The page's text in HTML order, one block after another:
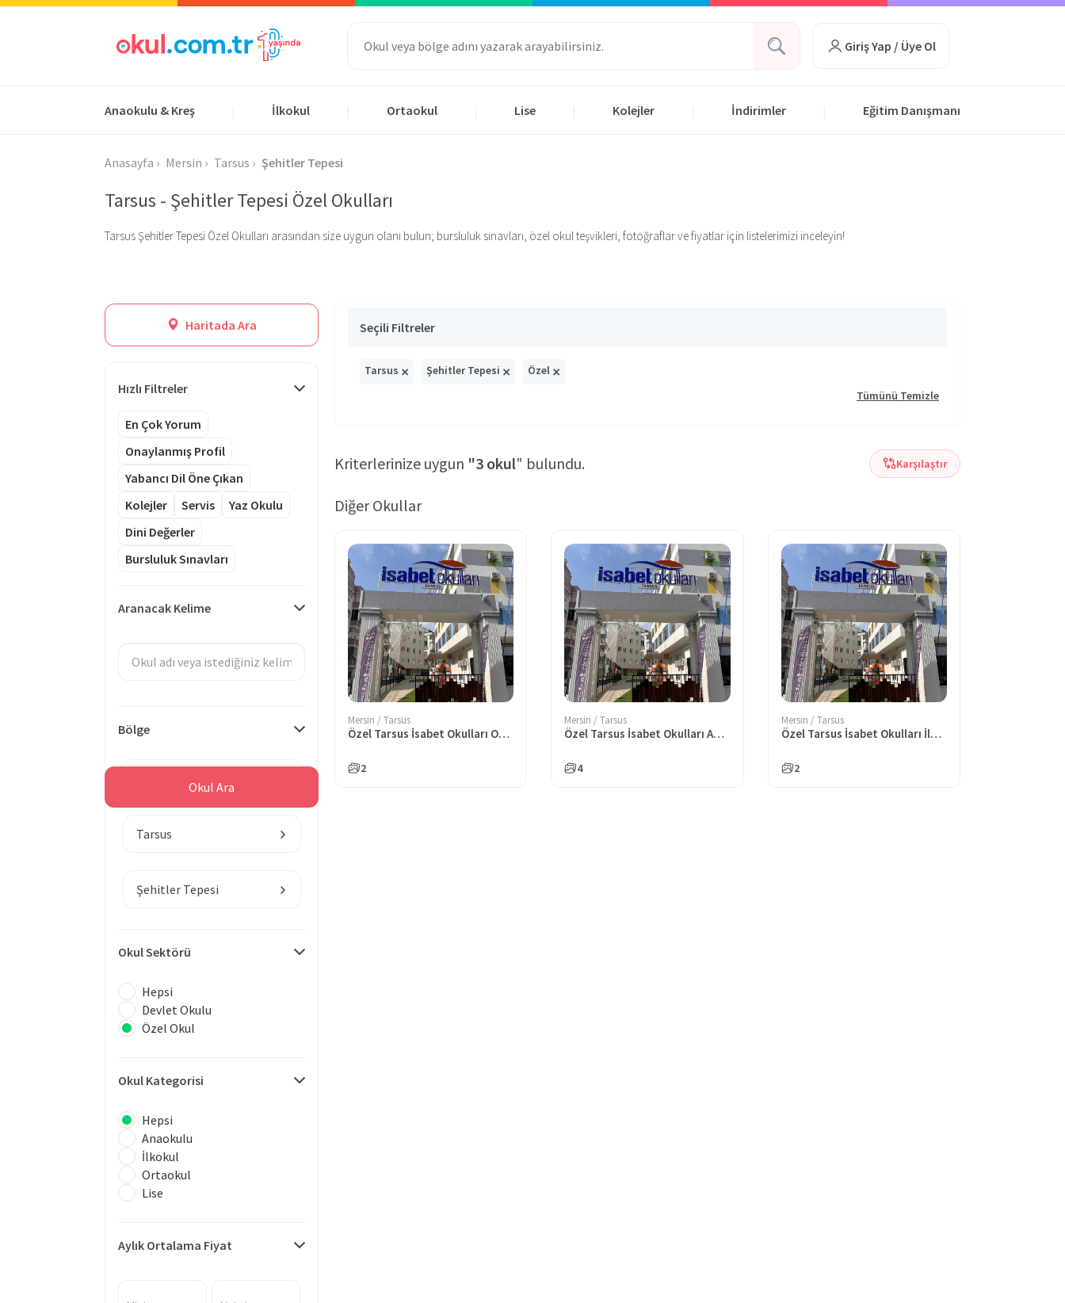
Giriş Yap / Üye Ol
Anaokulu & Kreş İlkokul Ortaokul Lise Kolejler İndirimler Eğitim Danışmanı
Anasayfa Mersin Tarsus Şehitler Tepesi
Tarsus - Şehitler Tepesi Özel Okulları
Tarsus Şehitler Tepesi Özel Okulları arasından size uygun olanı bulun; bursluluk sınavları, özel okul teşvikleri, fotoğraflar ve fiyatlar için listelerimizi inceleyin!
Haritada Ara
Hızlı Filtreler
En Çok Yorum
Onaylanmış Profil
Yabancı Dil Öne Çıkan
Kolejler
Servis
Yaz Okulu
Dini Değerler
Bursluluk Sınavları
Aranacak Kelime
Bölge
Tarsus
Şehitler Tepesi
Okul Sektörü
Hepsi
Devlet Okulu
Özel Okul
Okul Kategorisi
Hepsi
Anaokulu
İlkokul
Ortaokul
Lise
Aylık Ortalama Fiyat
Okul Ara
Seçili Filtreler
Tarsus × Şehitler Tepesi × Özel ×
Tümünü Temizle
Kriterlerinize uygun "3 okul" bulundu. Karşılaştır
Diğer Okullar
Mersin / Tarsus
Özel Tarsus İsabet Okulları Ortaokulu
2
Mersin / Tarsus
Özel Tarsus İsabet Okulları Anaokulu
4
Mersin / Tarsus
Özel Tarsus İsabet Okulları İlkokulu
2